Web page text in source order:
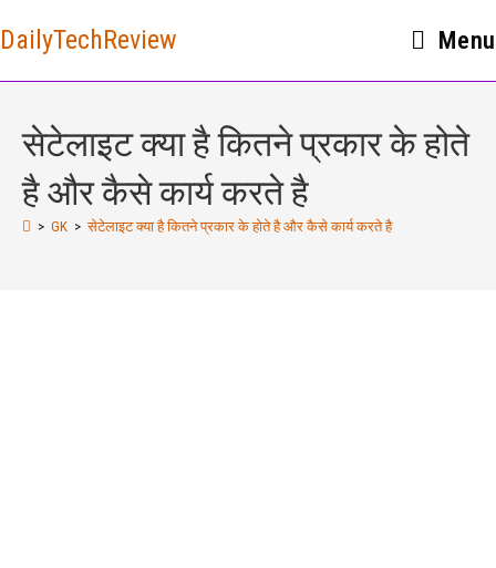
DailyTechReview Menu
सेटेलाइट क्या है कितने प्रकार के होते
है और कैसे कार्य करते है
> GK > सेटेलाइट क्या है कितने प्रकार के होते है और कैसे कार्य करते है